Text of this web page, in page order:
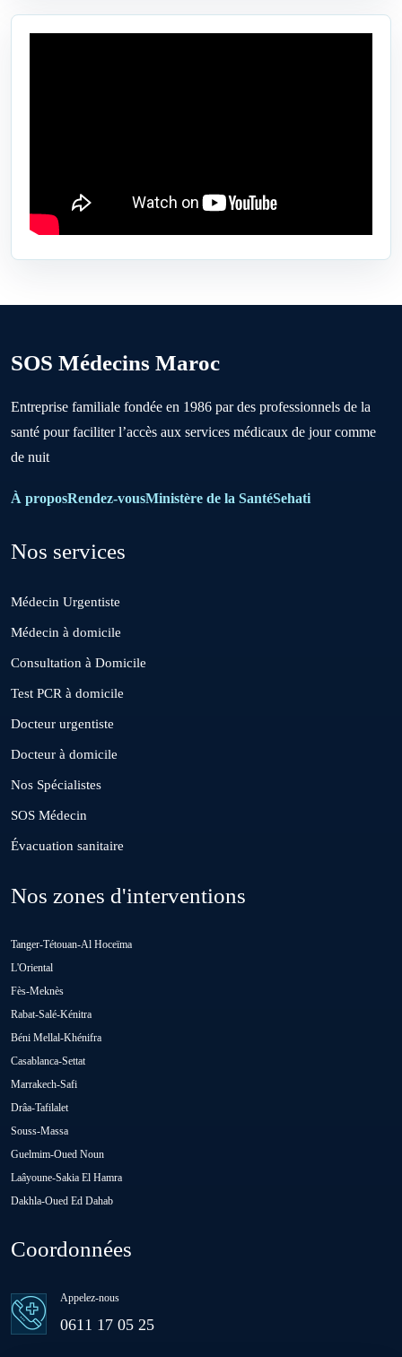
Tit Mellil
Ben Ahmed
Boujniba
Boulanouare
Bouznika
Deroua
El Borouj
El Gara
Guisser
Hattane
Khouribga
Loulad
Oulad H'Riz Sahel
Oulad Saïd
Ras El Aïn
SOS Médecins Maroc
Entreprise familiale fondée en 1986 par des professionnels de la
santé pour faciliter l’accès aux services médicaux de jour comme
de nuit
À proposRendez-vousMinistère de la SantéSehati
Nos services
Médecin Urgentiste
Médecin à domicile
Consultation à Domicile
Test PCR à domicile
Docteur urgentiste
Docteur à domicile
Nos Spécialistes
SOS Médecin
Évacuation sanitaire
Nos zones d'interventions
Tanger-Tétouan-Al Hoceïma
L'Oriental
Fès-Meknès
Rabat-Salé-Kénitra
Béni Mellal-Khénifra
Casablanca-Settat
Marrakech-Safi
Drâa-Tafilalet
Souss-Massa
Guelmim-Oued Noun
Laâyoune-Sakia El Hamra
Dakhla-Oued Ed Dahab
Coordonnées
Appelez-nous
0611 17 05 25